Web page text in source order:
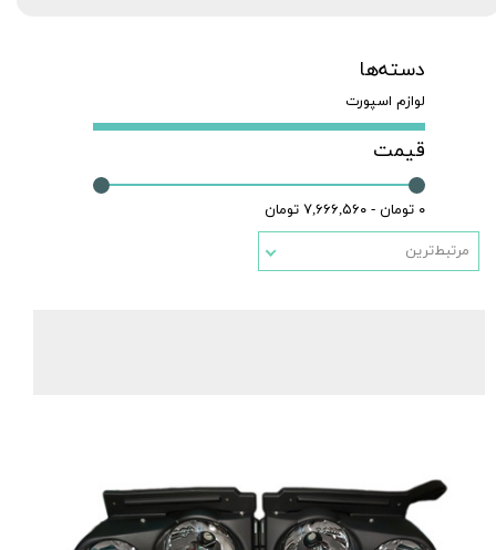
دسته‌ها
لوازم اسپورت
قیمت
۰ تومان - ۷,۶۶۶,۵۶۰ تومان
مرتبط‌ترین